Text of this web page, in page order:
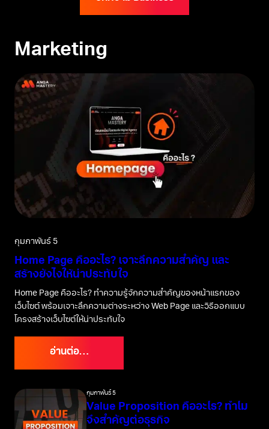
Marketing
กุมภาพันธ์ 5
Home Page คืออะไร? เจาะลึกความสำคัญ และ
สร้างยังไงให้น่าประทับใจ
Home Page คืออะไร? ทำความรู้จักความสำคัญของหน้าแรกของ
เว็บไซต์ พร้อมเจาะลึกความต่างระหว่าง Web Page และวิธีออกแบบ
โครงสร้างเว็บไซต์ให้น่าประทับใจ
อ่านต่อ…
กุมภาพันธ์ 5
Value Proposition คืออะไร? ทำไม
จึงสำคัญต่อธุรกิจ